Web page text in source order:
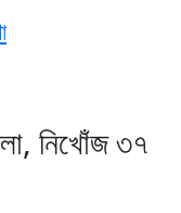
নিখোঁজ ৩৭